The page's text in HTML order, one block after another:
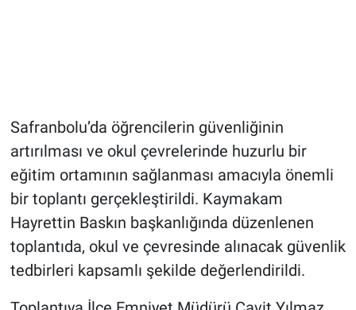
Safranbolu’da öğrencilerin güvenliğinin
artırılması ve okul çevrelerinde huzurlu bir
eğitim ortamının sağlanması amacıyla önemli
bir toplantı gerçekleştirildi. Kaymakam
Hayrettin Baskın başkanlığında düzenlenen
toplantıda, okul ve çevresinde alınacak güvenlik
tedbirleri kapsamlı şekilde değerlendirildi.